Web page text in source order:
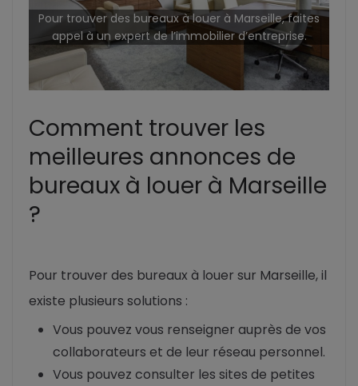
Pour trouver des bureaux à louer à Marseille, faites
appel à un expert de l’immobilier d’entreprise.
Comment trouver les
meilleures annonces de
bureaux à louer à Marseille
?
Pour trouver des bureaux à louer sur Marseille, il
existe plusieurs solutions :
Vous pouvez vous renseigner auprès de vos
collaborateurs et de leur réseau personnel.
Vous pouvez consulter les sites de petites